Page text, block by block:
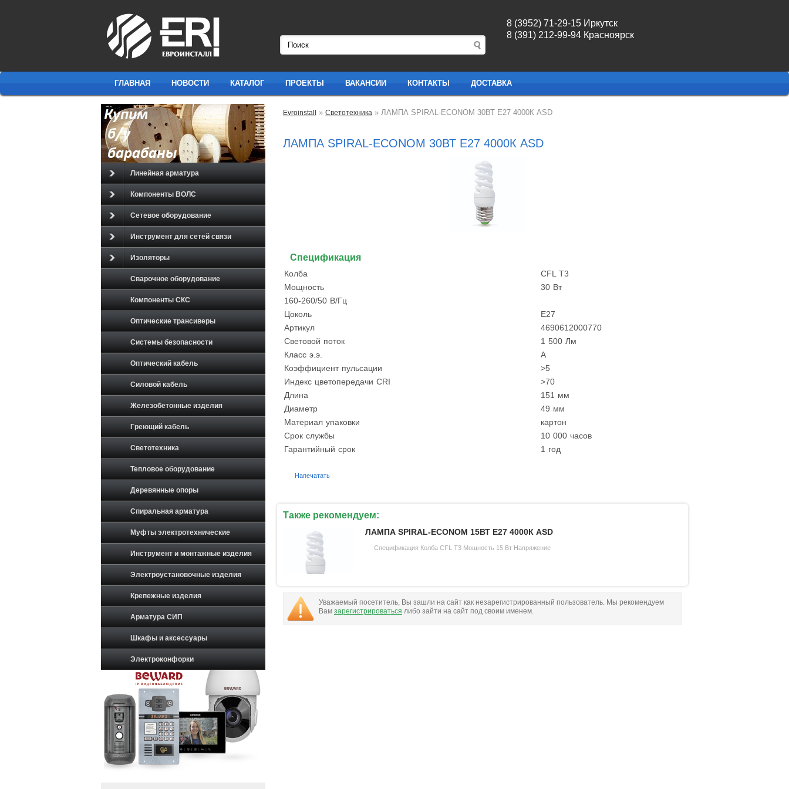
8 (3952) 71-29-15 Иркутск
8 (391) 212-99-94 Красноярск
ГЛАВНАЯ НОВОСТИ КАТАЛОГ ПРОЕКТЫ ВАКАНСИИ КОНТАКТЫ ДОСТАВКА
Evroinstall » Светотехника » ЛАМПА SPIRAL-ECONOM 30ВТ Е27 4000К ASD
ЛАМПА SPIRAL-ECONOM 30ВТ Е27 4000К ASD
Спецификация
Колба
CFL Т3
Мощность
30 Вт
160-260/50 В/Гц
Цоколь
Е27
Артикул
4690612000770
Световой поток
1 500 Лм
Класс э.э.
A
Коэффициент пульсации
>5
Индекс цветопередачи CRI
>70
Длина
151 мм
Диаметр
49 мм
Материал упаковки
картон
Срок службы
10 000 часов
Гарантийный срок
1 год
Напечатать
Также рекомендуем:
ЛАМПА SPIRAL-ECONOM 15ВТ Е27 4000К ASD
Спецификация Колба CFL Т3 Мощность 15 Вт Напряжение
Уважаемый посетитель, Вы зашли на сайт как незарегистрированный пользователь. Мы рекомендуем
Вам зарегистрироваться либо зайти на сайт под своим именем.
Линейная арматура
Компоненты ВОЛС
Сетевое оборудование
Инструмент для сетей связи
Изоляторы
Сварочное оборудование
Компоненты СКС
Оптические трансиверы
Системы безопасности
Оптический кабель
Силовой кабель
Железобетонные изделия
Греющий кабель
Светотехника
Тепловое оборудование
Деревянные опоры
Спиральная арматура
Муфты электротехнические
Инструмент и монтажные изделия
Электроустановочные изделия
Крепежные изделия
Арматура СИП
Шкафы и аксессуары
Электроконфорки